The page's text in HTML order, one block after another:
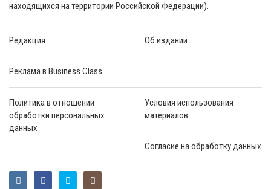
находящихся на территории Российской Федерации).
Редакция Об издании
Реклама в Business Class
Политика в отношении
обработки персональных
данных
Условия использования
материалов
Согласие на обработку данных